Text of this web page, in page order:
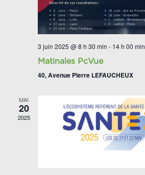
3 juin 2025 @ 8 h 30 min - 14 h 00 min
Matinales PcVue
40, Avenue Pierre LEFAUCHEUX
MAI
20
2025